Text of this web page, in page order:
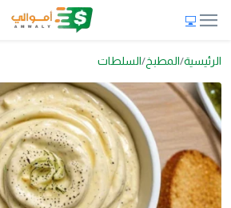
الرئيسية المطبخ السلطات